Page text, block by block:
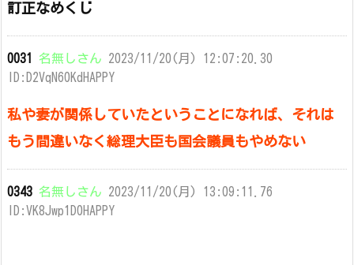
訂正なめくじ
0031 名無しさん 2023/11/20(月) 12:07:20.30
ID:D2VqN60KdHAPPY
私や妻が関係していたということになれば、それは
もう間違いなく総理大臣も国会議員もやめない
0343 名無しさん 2023/11/20(月) 13:09:11.76
ID:VK8Jwp1D0HAPPY